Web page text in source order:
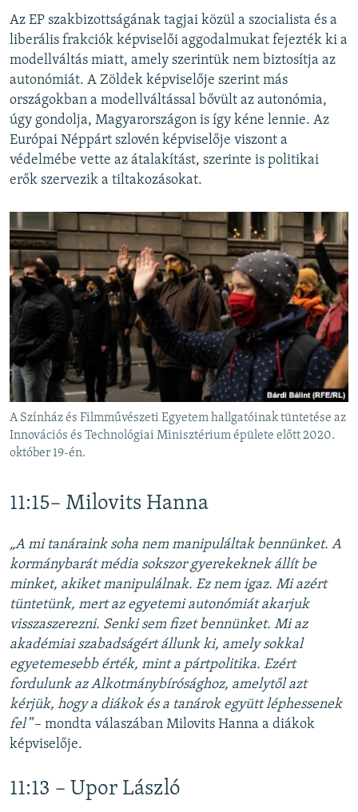
Az EP szakbizottságának tagjai közül a szocialista és a
liberális frakciók képviselői aggodalmukat fejezték ki a
modellváltás miatt, amely szerintük nem biztosítja az
autonómiát. A Zöldek képviselője szerint más
országokban a modellváltással bővült az autonómia,
úgy gondolja, Magyarországon is így kéne lennie. Az
Európai Néppárt szlovén képviselője viszont a
védelmébe vette az átalakítást, szerinte is politikai
erők szervezik a tiltakozásokat.
A Színház és Filmművészeti Egyetem hallgatóinak tüntetése az
Innovációs és Technológiai Minisztérium épülete előtt 2020.
október 19-én.
11:15– Milovits Hanna
„A mi tanáraink soha nem manipuláltak bennünket. A
kormánybarát média sokszor gyerekeknek állít be
minket, akiket manipulálnak. Ez nem igaz. Mi azért
tüntetünk, mert az egyetemi autonómiát akarjuk
visszaszerezni. Senki sem fizet bennünket. Mi az
akadémiai szabadságért állunk ki, amely sokkal
egyetemesebb érték, mint a pártpolitika. Ezért
fordulunk az Alkotmánybírósághoz, amelytől azt
kérjük, hogy a diákok és a tanárok együtt léphessenek
fel”– mondta válaszában Milovits Hanna a diákok
képviselője.
11:13 – Upor László